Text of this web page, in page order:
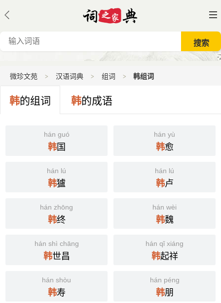
微珍文苑 汉语词典 组词 韩组词
韩的组词 韩的成语
hán guó
韩国
hán yù
韩愈
hán lú
韩獹
hán lú
韩卢
hán zhōng
韩终
hán wèi
韩魏
hán shì chāng
韩世昌
hán qǐ xiáng
韩起祥
hán shòu
韩寿
hán péng
韩朋